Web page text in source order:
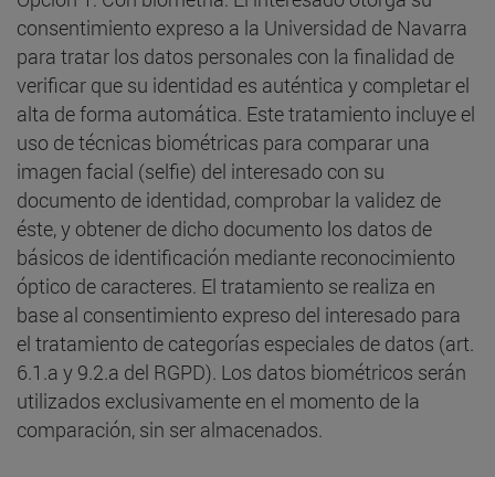
consentimiento expreso a la Universidad de Navarra
para tratar los datos personales con la finalidad de
verificar que su identidad es auténtica y completar el
alta de forma automática. Este tratamiento incluye el
uso de técnicas biométricas para comparar una
imagen facial (selfie) del interesado con su
documento de identidad, comprobar la validez de
éste, y obtener de dicho documento los datos de
básicos de identificación mediante reconocimiento
óptico de caracteres. El tratamiento se realiza en
base al consentimiento expreso del interesado para
el tratamiento de categorías especiales de datos (art.
6.1.a y 9.2.a del RGPD). Los datos biométricos serán
utilizados exclusivamente en el momento de la
comparación, sin ser almacenados.